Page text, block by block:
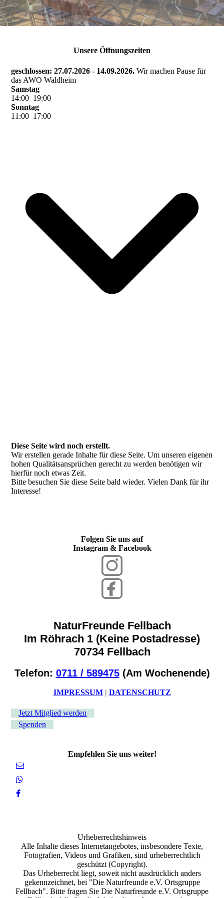
Unsere Öffnungszeiten
geschlossen: 27.07.2026 - 14.09.2026.Wir machen Pause für
das AWO Waldheim
Samstag
14:00–19:00
Sonntag
11 :00–17:00
Diese Seite wird noch erstellt.
Wir erstellen gerade Inhalte für diese Seite. Um unseren eigenen
hohen Qualitätsansprüchen gerecht zu werden benötigen wir
hierfür noch etwas Zeit.
Bitte besuchen Sie diese Seite bald wieder. Vielen Dank für ihr
Interesse!
Folgen Sie uns auf
Instagram & Facebook
NaturFreunde Fellbach
Im Röhrach 1 (Keine Postadresse)
70734 Fellbach
Telefon: 0711 / 589475(Am Wochenende)
IMPRESSUM| DATENSCHUTZ
Jetzt Mitglied werden
Spenden
Empfehlen Sie uns weiter!
Urheberrechtshinweis
Alle Inhalte dieses Internetangebotes, insbesondere Texte,
Fotografien, Videos und Grafiken, sind urheberrechtlich
geschützt (Copyright).
Das Urheberrecht liegt, soweit nicht ausdrücklich anders
gekennzeichnet, bei "Die Naturfreunde e.V. Ortsgruppe
Fellbach". Bitte fragen Sie Die Naturfreunde e.V. Ortsgruppe